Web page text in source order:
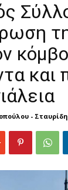
και
- Σταυρίδη